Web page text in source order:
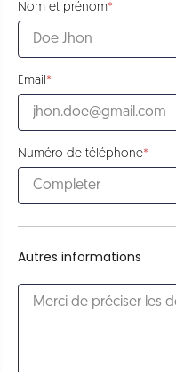
Nom et prénom
Email
Numéro de téléphone
Autres informations